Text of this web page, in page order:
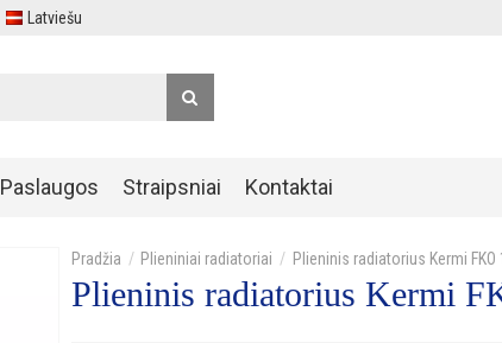
Latviešu
Paslaugos Straipsniai Kontaktai
Plieniniai radiatoriai Plieninis radiatorius Kermi FKO
Plieninis radiatorius Kermi